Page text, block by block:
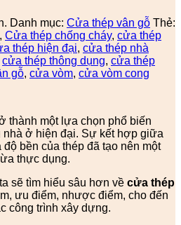
Danh mục: Cửa thép vân gỗ Thẻ:
, Cửa thép chống cháy, cửa thép
thép hiện đại, cửa thép nhà
cửa thép thông dụng, cửa thép
gỗ, cửa vòm, cửa vòm cong
thành một lựa chọn phổ biến
nhà ở hiện đại. Sự kết hợp giữa
bền của thép đã tạo nên một
thực dụng.
sẽ tìm hiểu sâu hơn về cửa thép
ưu điểm, nhược điểm, cho đến
công trình xây dựng.